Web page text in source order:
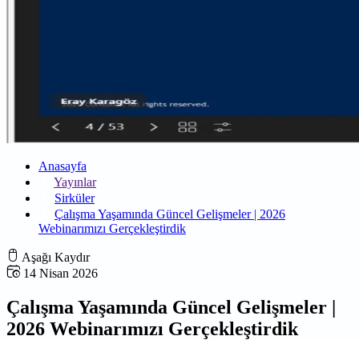
Anasayfa
Yayınlar
Sirküler
Çalışma Yaşamında Güncel Gelişmeler | 2026
Webinarımızı Gerçekleştirdik
Aşağı Kaydır
14 Nisan 2026
Çalışma Yaşamında Güncel Gelişmeler |
2026 Webinarımızı Gerçekleştirdik